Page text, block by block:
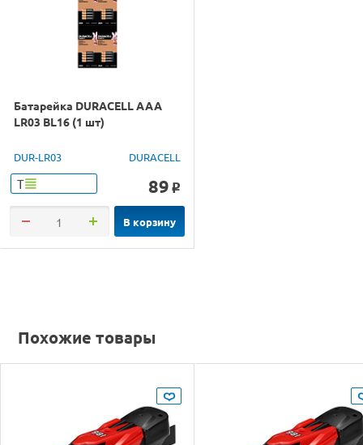
Батарейка DURACELL AAA
LR03 BL16 (1 шт)
DUR-LR03 DURACELL
Т 89 o
В корзину
Похожие товары